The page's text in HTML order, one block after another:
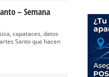
– Semana
capataces, datos
Santo que hacen